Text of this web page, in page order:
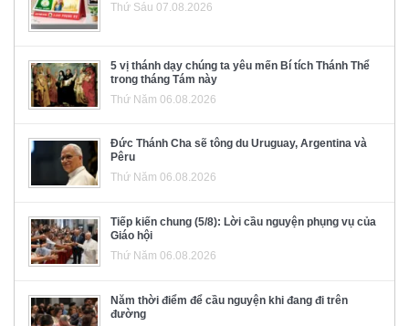
Thứ Sáu 07.08.2026
5 vị thánh dạy chúng ta yêu mến Bí tích Thánh Thể
trong tháng Tám này
Thứ Năm 06.08.2026
Đức Thánh Cha sẽ tông du Uruguay, Argentina và
Pêru
Thứ Năm 06.08.2026
Tiếp kiến chung (5/8): Lời cầu nguyện phụng vụ của
Giáo hội
Thứ Năm 06.08.2026
Năm thời điểm để cầu nguyện khi đang đi trên
đường